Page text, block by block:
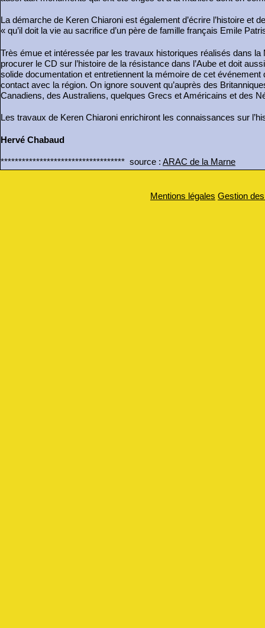
La démarche de Keren Chiaroni est également d’écrire l’histoire et
« qu’il doit la vie au sacrifice d’un père de famille français Emile
Très émue et intéressée par les travaux historiques réalisés dans
procurer le CD sur l’histoire de la résistance dans l’Aube et doit
solide documentation et entretiennent la mémoire de cet
contact avec la région. On ignore souvent qu’auprès des
Canadiens, des Australiens, quelques Grecs et Américains et des
Les travaux de Keren Chiaroni enrichiront les connaissances sur
Hervé Chabaud
*********************************** source : ARAC de la Marne
Mentions légales Gestion